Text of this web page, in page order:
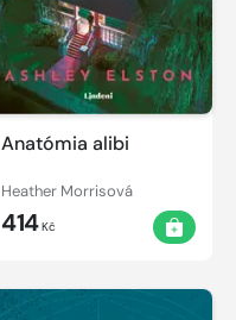
Anatómia alibi
Heather Morrisová
414Kč